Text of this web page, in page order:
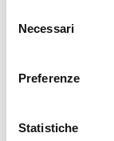
modificare le tue
link
Policy.
delNecessari
Preferenze
Statistiche